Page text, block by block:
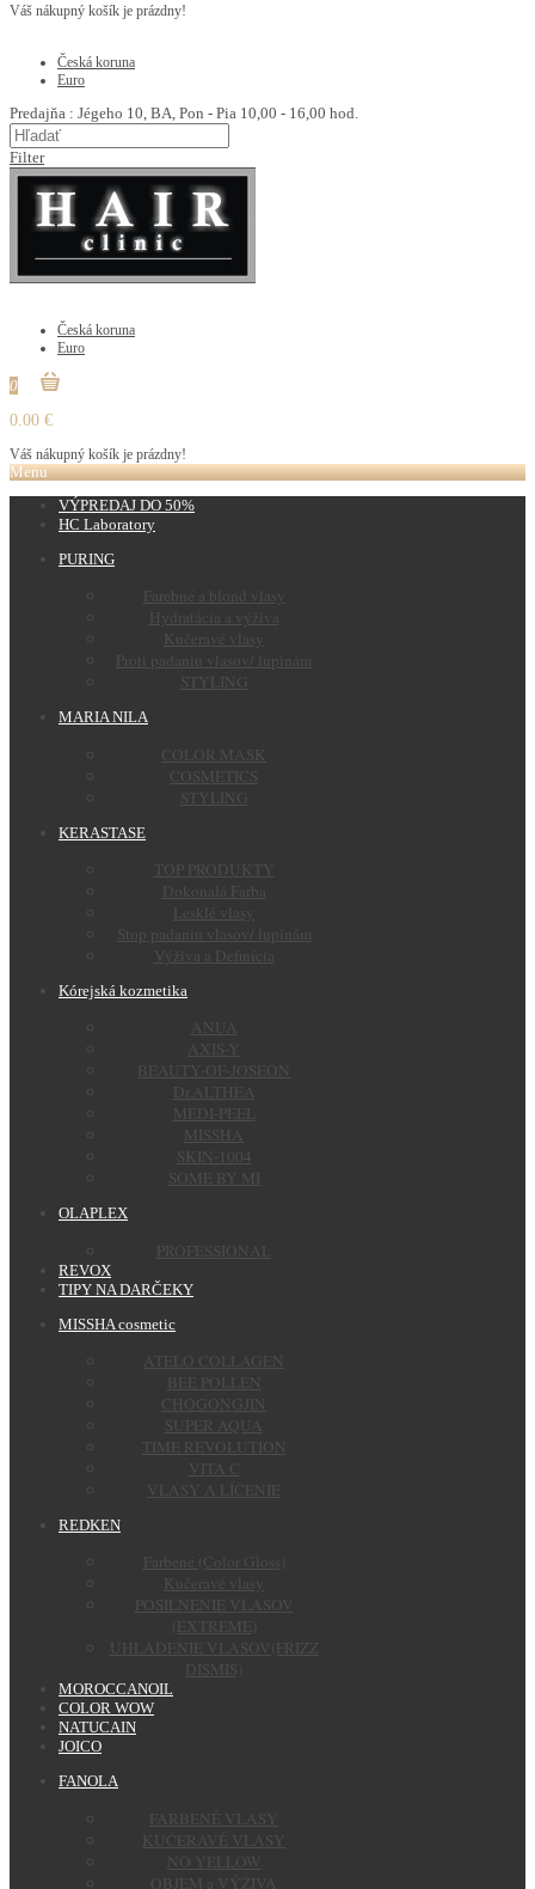
Váš nákupný košík je prázdny!
Česká koruna
Euro
Predajňa : Jégeho 10, BA, Pon - Pia 10,00 - 16,00 hod.
Filter
Česká koruna
Euro
0
0.00 €
Váš nákupný košík je prázdny!
Menu
VÝPREDAJ DO 50%
HC Laboratory
PURING
Farebné a blond vlasy
Hydratácia a výživa
Kučeravé vlasy
Proti padaniu vlasov/ lupinám
STYLING
MARIA NILA
COLOR MASK
COSMETICS
STYLING
KERASTASE
TOP PRODUKTY
Dokonalá Farba
Lesklé vlasy
Stop padaniu vlasov/ lupinám
Výživa a Definícia
Kórejská kozmetika
ANUA
AXIS-Y
BEAUTY-OF-JOSEON
Dr.ALTHEA
MEDI-PEEL
MISSHA
SKIN-1004
SOME BY MI
OLAPLEX
PROFESSIONAL
REVOX
TIPY NA DARČEKY
MISSHA cosmetic
ATELO COLLAGEN
BEE POLLEN
CHOGONGJIN
SUPER AQUA
TIME REVOLUTION
VITA C
VLASY A LÍČENIE
REDKEN
Farbené (Color Gloss)
Kučeravé vlasy
POSILNENIE VLASOV
(EXTREME)
UHLADENIE VLASOV(FRIZZ
DISMIS)
MOROCCANOIL
COLOR WOW
NATUCAIN
JOICO
FANOLA
FARBENÉ VLASY
KUČERAVÉ VLASY
NO YELLOW
OBJEM a VÝŽIVA